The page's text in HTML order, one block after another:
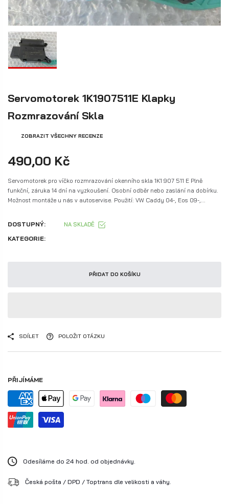
Servomotorek 1K1907511E Klapky
Rozmrazování Skla
ZOBRAZIT VŠECHNY RECENZE
490,00 Kč
Servomotorek pro víčko rozmrazování okenního skla 1K1 907 511 E Plně
funkční, záruka 14 dní na vyzkoušení. Osobní odběr nebo zaslání na dobírku.
Možnost montáže u nás v autoservise. Použití: VW Caddy 04-, Eos 09-,...
DOSTUPNÝ: NA SKLADĚ
KATEGORIE:
PŘIDAT DO KOŠÍKU
SDÍLET POLOŽIT OTÁZKU
PŘIJÍMÁME
Odesíláme do 24 hod. od objednávky.
Česká pošta / DPD / Toptrans dle velikosti a váhy.